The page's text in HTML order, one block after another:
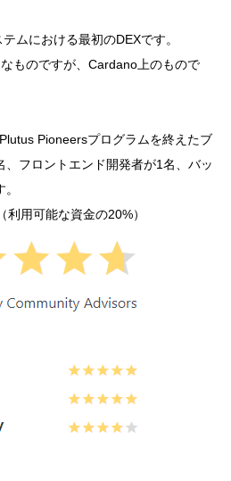
ムにおける最初のDEXです。
ものですが、Cardano上のもので
Pioneersプログラムを終えたブ
、フロントエンド開発者が1名、バッ
利用可能な資金の20%）